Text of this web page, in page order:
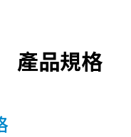
產品規格